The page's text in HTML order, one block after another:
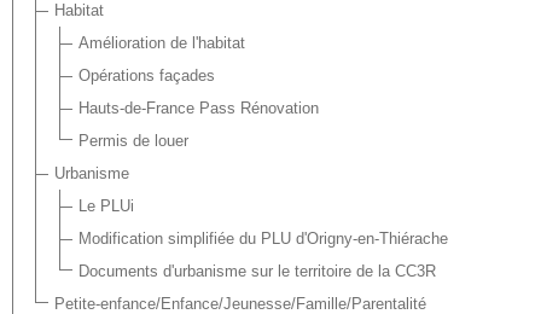
Habitat
Amélioration de l'habitat
Opérations façades
Hauts-de-France Pass Rénovation
Permis de louer
Urbanisme
Le PLUi
Modification simplifiée du PLU d'Origny-en-Thiérache
Documents d'urbanisme sur le territoire de la CC3R
Petite-enfance/Enfance/Jeunesse/Famille/Parentalité